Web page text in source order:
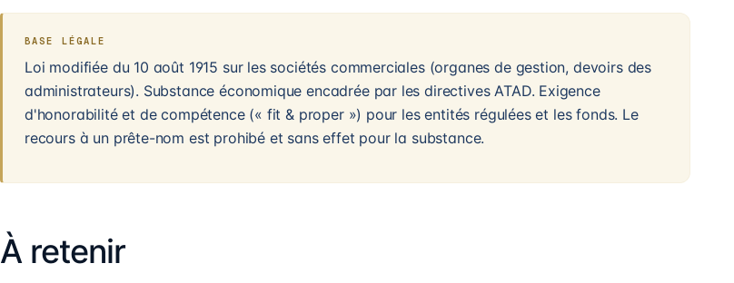
BASE LÉGALE
Loi modifiée du 10 août 1915 sur les sociétés commerciales (organes de gestion, devoirs des
administrateurs). Substance économique encadrée par les directives ATAD. Exigence
d'honorabilité et de compétence (« fit & proper ») pour les entités régulées et les fonds. Le
recours à un prête-nom est prohibé et sans effet pour la substance.
À retenir